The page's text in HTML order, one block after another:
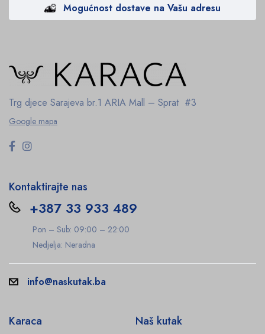
Mogućnost dostave na Vašu adresu
Trg djece Sarajeva br.1 ARIA Mall – Sprat #3
Google mapa
Kontaktirajte nas
+387 33 933 489
Pon – Sub: 09:00 – 22:00
Nedjelja: Neradna
info@naskutak.ba
Karaca Naš kutak